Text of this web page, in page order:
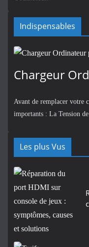
Indispensables
Chargeur
Avant de remplacer votre
importants : La Tension
Les plus Vus